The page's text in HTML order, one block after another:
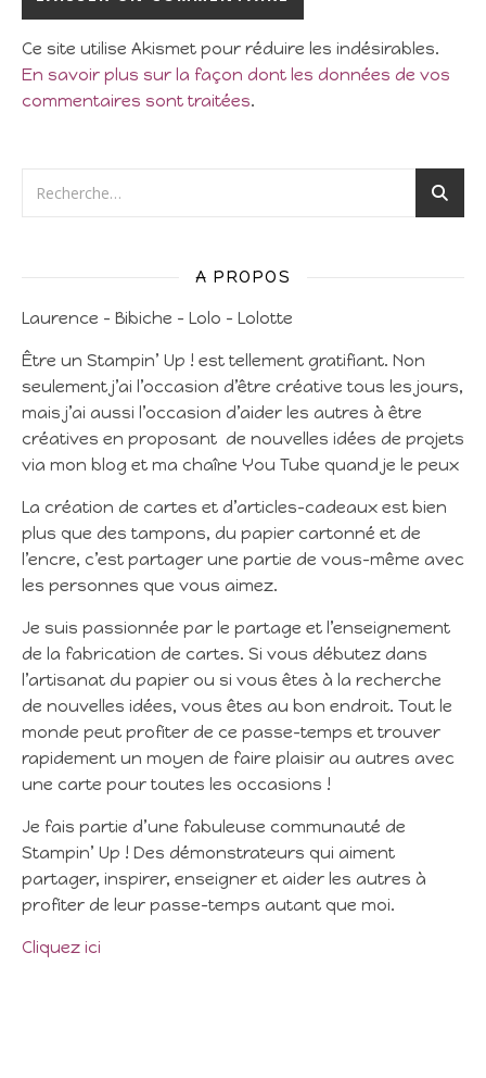
Ce site utilise Akismet pour réduire les indésirables.
En savoir plus sur la façon dont les données de vos
commentaires sont traitées.
A PROPOS
Laurence – Bibiche – Lolo – Lolotte
Être un Stampin’ Up ! est tellement gratifiant. Non
seulement j’ai l’occasion d’être créative tous les jours,
mais j’ai aussi l’occasion d’aider les autres à être
créatives en proposant de nouvelles idées de projets
via mon blog et ma chaîne You Tube quand je le peux
La création de cartes et d’articles-cadeaux est bien
plus que des tampons, du papier cartonné et de
l’encre, c’est partager une partie de vous-même avec
les personnes que vous aimez.
Je suis passionnée par le partage et l’enseignement
de la fabrication de cartes. Si vous débutez dans
l’artisanat du papier ou si vous êtes à la recherche
de nouvelles idées, vous êtes au bon endroit. Tout le
monde peut profiter de ce passe-temps et trouver
rapidement un moyen de faire plaisir au autres avec
une carte pour toutes les occasions !
Je fais partie d’une fabuleuse communauté de
Stampin’ Up ! Des démonstrateurs qui aiment
partager, inspirer, enseigner et aider les autres à
profiter de leur passe-temps autant que moi.
Cliquez ici